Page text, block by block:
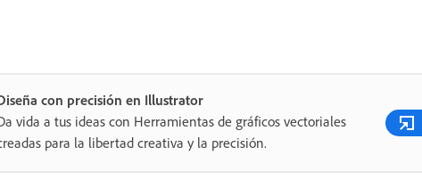
con precisión en Illustrator
vida a tus ideas con Herramientas de gráficos vectoriales
para la libertad creativa y la precisión.